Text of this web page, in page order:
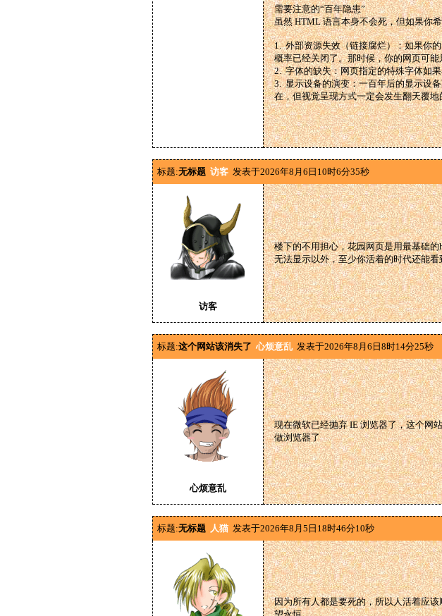
需要注意的“百年隐患”
虽然 HTML 语言本身不会死，但如果你
1. 外部资源失效（链接腐烂）：如果你
概率已经关闭了。那时候，你的网页可
2. 字体的缺失：网页指定的特殊字体如
3. 显示设备的演变：一百年后的显示设
在，但视觉呈现方式一定会发生翻天覆地
标题:无标题 访客 发表于2026年8月6日10时6分35秒
访客
楼下的不用担心，花园网页是用最基础
无法显示以外，至少你活着的时代还能
标题:这个网站该消失了 心烦意乱 发表于2026年8月6日8时14分25秒
心烦意乱
现在微软已经抛弃 IE 浏览器了，这个网
做浏览器了
标题:无标题 人猫 发表于2026年8月5日18时46分10秒
因为所有人都是要死的，所以人活着应